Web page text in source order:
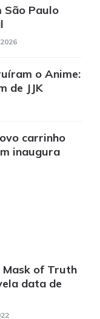
São Paulo
o Anime:
de JJK
carrinho
inaugura
of Truth
data de